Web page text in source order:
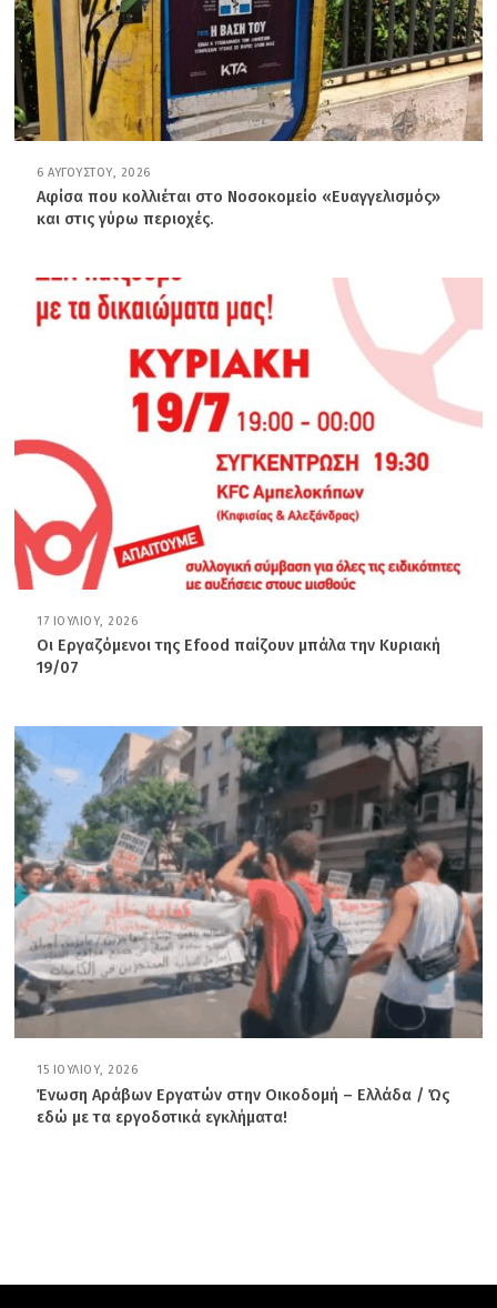
6 ΑΥΓΟΎΣΤΟΥ, 2026
Α
Υ
Γ
Τ
Ο
Υ
2
0
6
Αφίσα που κολλιέται στο Νοσοκομείο «Ευαγγελισμός»
και στις γύρω περιοχές.
17 ΙΟΥΛΊΟΥ, 2026
Ι
Ο
Υ
,
2
0
2
6
Οι Εργαζόμενοι της Efood παίζουν μπάλα την Κυριακή
19/07
15 ΙΟΥΛΊΟΥ, 2026
Ι
Ο
6
Ένωση Αράβων Εργατών στην Οικοδομή – Ελλάδα / Ώς
εδώ με τα εργοδοτικά εγκλήματα!